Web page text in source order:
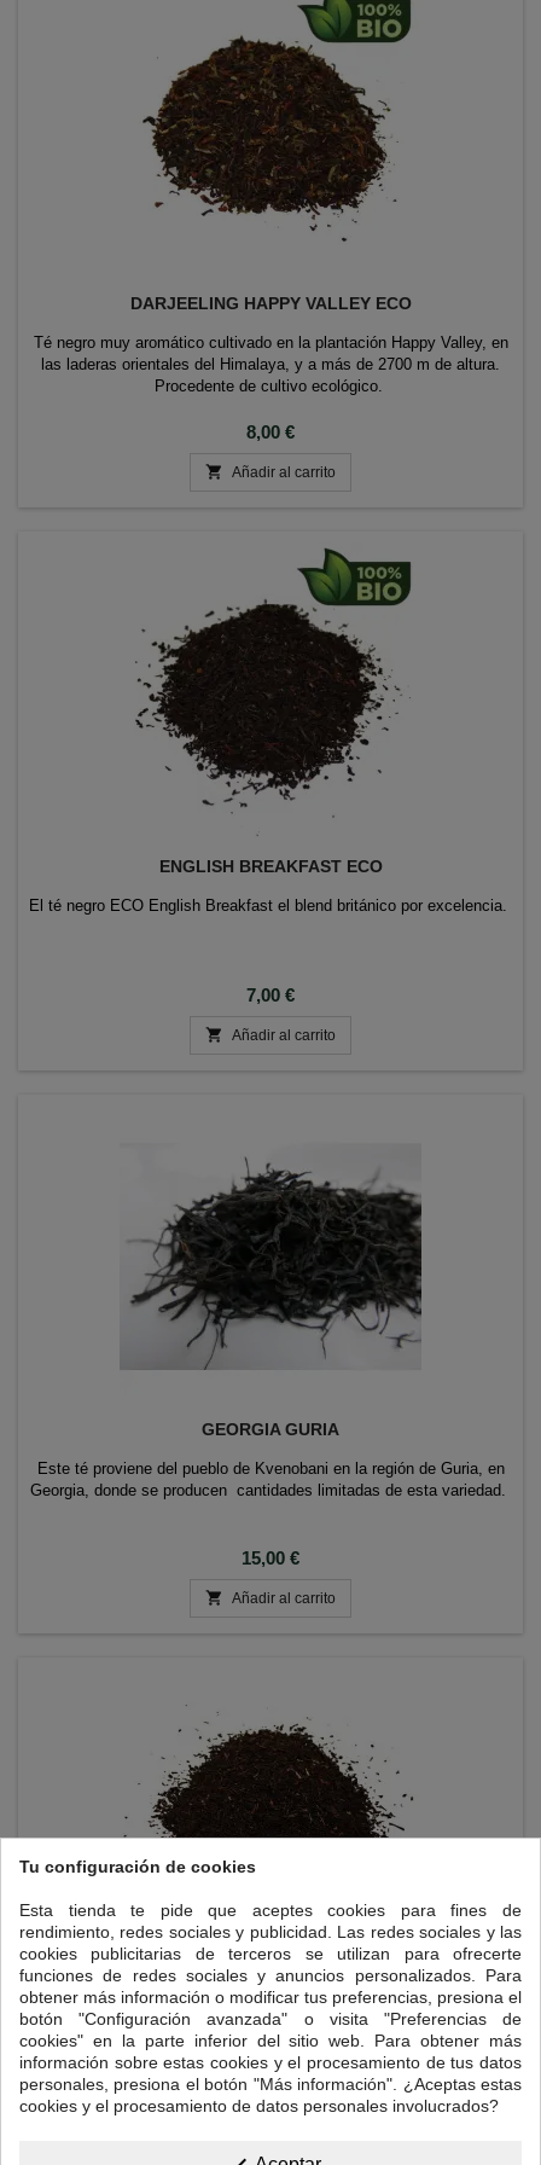
DARJEELING HAPPY VALLEY ECO
Té negro muy aromático cultivado en la plantación Happy Valley, en
las laderas orientales del Himalaya, y a más de 2700 m de altura.
Procedente de cultivo ecológico.
Precio
8,00 €
 Añadir al carrito
ENGLISH BREAKFAST ECO
El té negro ECO English Breakfast el blend británico por excelencia.
Precio
7,00 €
 Añadir al carrito
GEORGIA GURIA
Este té proviene del pueblo de Kvenobani en la región de Guria, en
Georgia, donde se producen cantidades limitadas de esta variedad.
Precio
15,00 €
 Añadir al carrito
IRISH BREAKFAST
Uno de los blends más fuertes en su categoría, combina diferentes
tés de la región de Assam.
Tu configuración de cookies
Esta tienda te pide que aceptes cookies para fines de
rendimiento, redes sociales y publicidad. Las redes sociales y las
cookies publicitarias de terceros se utilizan para ofrecerte
funciones de redes sociales y anuncios personalizados. Para
obtener más información o modificar tus preferencias, presiona el
botón "Configuración avanzada" o visita "Preferencias de
cookies" en la parte inferior del sitio web. Para obtener más
información sobre estas cookies y el procesamiento de tus datos
personales, presiona el botón "Más información". ¿Aceptas estas
cookies y el procesamiento de datos personales involucrados?